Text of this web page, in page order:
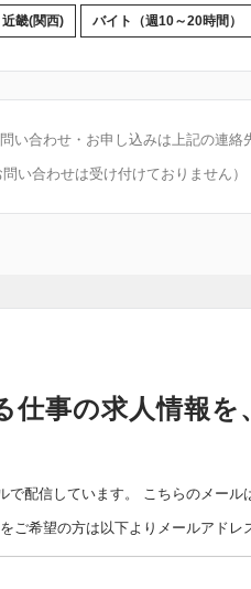
近畿(関西) バイト（週10～20時間）
い合わせ・お申し込みは上記の連絡
い合わせは受け付けておりません）
仕事の求人情報
で配信しています。 こちらのメール
をご希望の方は以下よりメールアドレ